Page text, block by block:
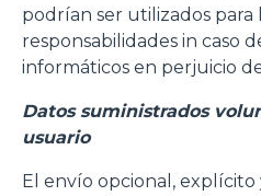
podrían ser utilizados
responsabilidades in caso
informáticos en perjuicio
Datos suministrados
usuario
El envío opcional,